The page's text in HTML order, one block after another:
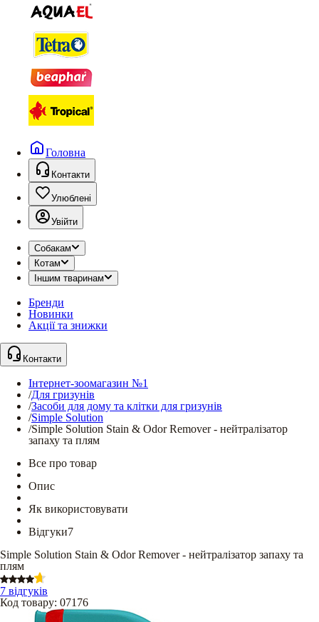
Головна
Контакти
Улюблені
Увійти
Собакам
Котам
Іншим тваринам
Бренди
Новинки
Акції та знижки
Контакти
Інтернет-зоомагазин №1
/Для гризунів
/Засоби для дому та клітки для гризунів
/Simple Solution
/Simple Solution Stain & Odor Remover - нейтралізатор
запаху та плям
Все про товар
Опис
Як використовувати
Відгуки7
Simple Solution Stain & Odor Remover - нейтралізатор запаху та
плям
7 відгуків
Код товару: 07176